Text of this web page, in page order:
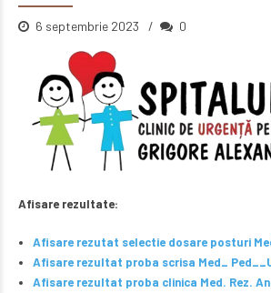
6 septembrie 2023 0
Afisare rezultate:
Afisare rezutat selectie dosare posturi
Afisare rezultat proba scrisa Med_
Afisare rezultat proba clinica Med. Rez. An